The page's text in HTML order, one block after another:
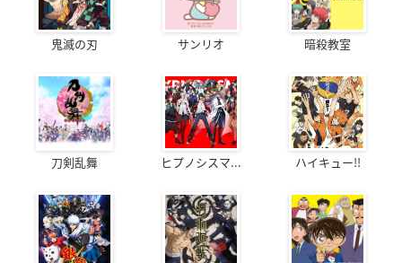
鬼滅の刃 サンリオ 暗殺教室
刀剣乱舞 ヒプノシスマ... ハイキュー!!